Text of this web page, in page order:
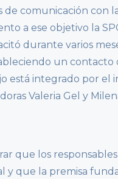
comunicación con
a ese objetivo la
durante varios
un contacto
está integrado por el
Valeria Gel y
que los
y que la premisa